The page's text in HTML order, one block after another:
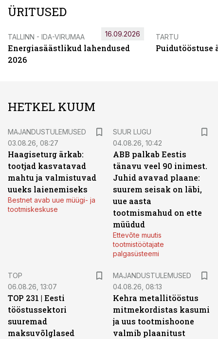
ÜRITUSED
TALLINN - IDA-VIRUMAA
Energiasäästlikud lahendused
2026
16.09.2026 TARTU
Puidutööstuse
HETKEL KUUM
MAJANDUSTULEMUSED
03.08.26, 08:27
Haagiseturg ärkab:
tootjad kasvatavad
mahtu ja valmistuvad
uueks laienemiseks
Bestnet avab uue müügi- ja
tootmiskeskuse
SUUR LUGU
04.08.26, 10:42
ABB palkab Eestis
tänavu veel 90 inimest.
Juhid avavad plaane:
suurem seisak on läbi,
uue aasta
tootmismahud on ette
müüdud
Ettevõte muutis
tootmistöötajate
palgasüsteemi
TOP
06.08.26, 13:07
TOP 231 | Eesti
tööstussektori
suuremad
maksuvõlglased
MAJANDUSTULEMUSED
04.08.26, 08:13
Kehra metallitööstus
mitmekordistas kasumi
ja uus tootmishoone
valmib plaanitust